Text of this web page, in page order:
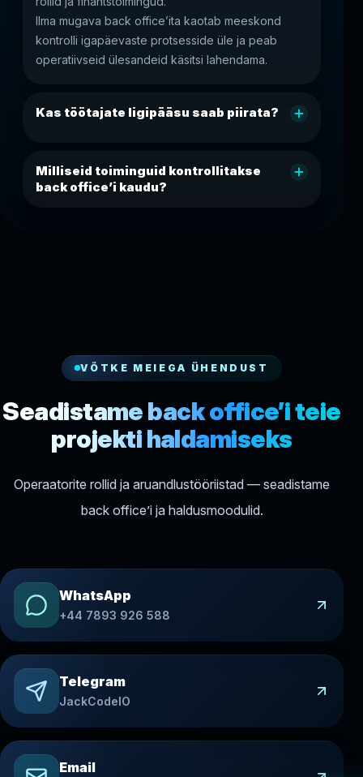
Ilma mugava back office’ita kaotab meeskond
kontrolli igapäevaste protsesside üle ja peab
operatiivseid ülesandeid käsitsi lahendama.
Kas töötajate ligipääsu saab piirata?
Milliseid toiminguid kontrollitakse
back office’i kaudu?
VÕTKE MEIEGA ÜHENDUST
Seadistame back office’i teie
projekti haldamiseks
Operaatorite rollid ja aruandlustööriistad — seadistame
back office’i ja haldusmoodulid.
WhatsApp
+44 7893 926 588
Telegram
JackCodeIO
Email